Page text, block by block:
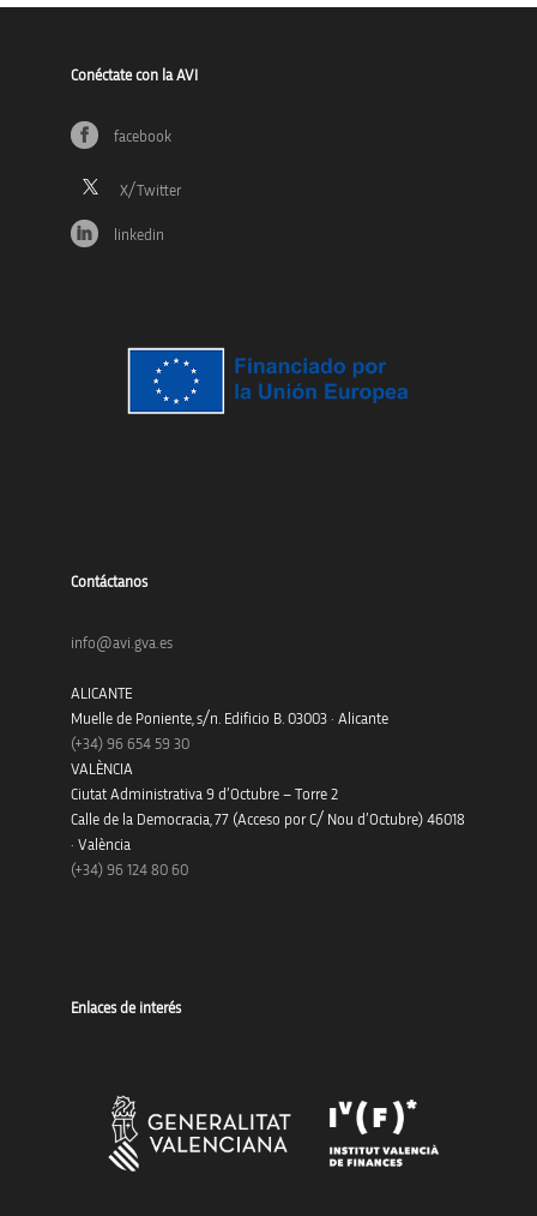
Conéctate con la AVI
facebook
linkedin
Contáctanos
info@avi.gva.es
ALICANTE
Muelle de Poniente, s/n. Edificio B. 03003 · Alicante
(+34) 96 654 59 30
VALÈNCIA
Ciutat Administrativa 9 d’Octubre – Torre 2
Calle de la Democracia, 77 (Acceso por C/ Nou d’Octubre) 46018
· València
(+34) 96 124 80 60
Enlaces de interés